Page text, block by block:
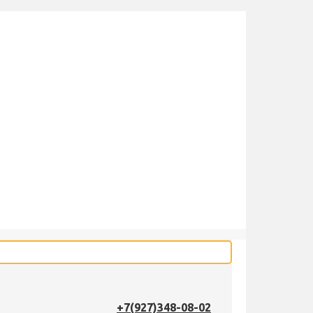
+7(927)348-08-02